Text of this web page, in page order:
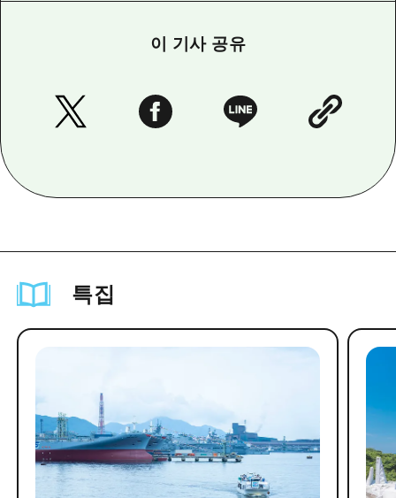
이 기사 공유
특집